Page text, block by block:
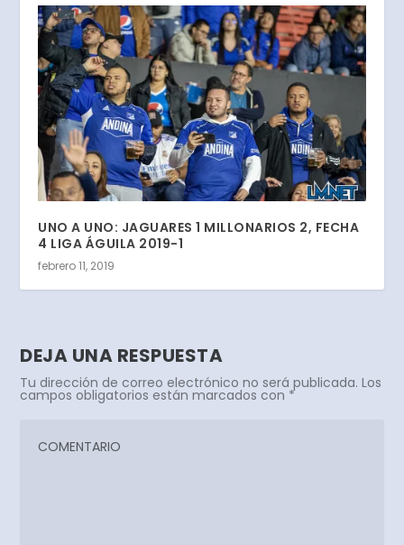
UNO A UNO: JAGUARES 1 MILLONARIOS 2, FECHA
4 LIGA ÁGUILA 2019-1
febrero 11, 2019
DEJA UNA RESPUESTA
Tu dirección de correo electrónico no será publicada. Los
campos obligatorios están marcados con *